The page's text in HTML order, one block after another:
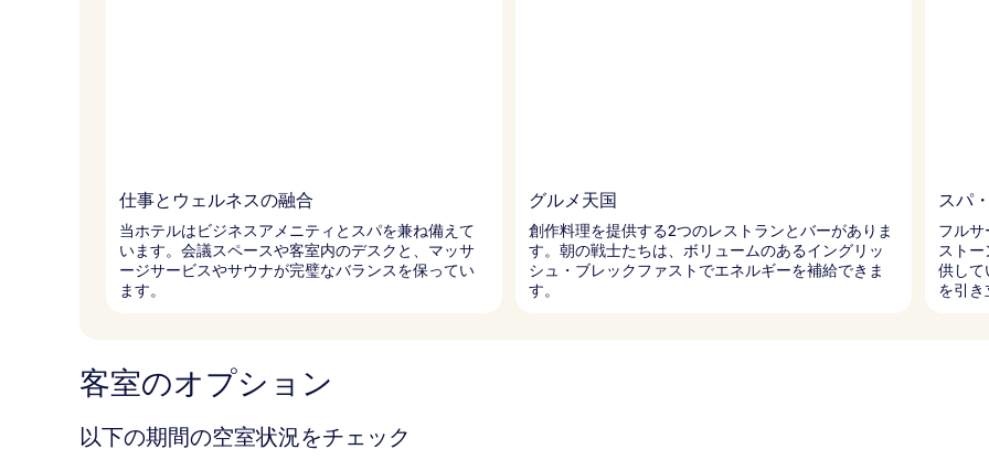
仕事とウェルネスの融合
当ホテルはビジネスアメニティとスパを兼ね備えて
います。会議スペースや客室内のデスクと、マッサ
ージサービスやサウナが完璧なバランスを保ってい
ます。
グルメ天国
創作料理を提供する2つのレストランとバーがありま
す。朝の戦士たちは、ボリュームのあるイングリッ
シュ・ブレックファストでエネルギーを補給できま
す。
スパ
フル
スト
供して
を引
客室のオプション
以下の期間の空室状況をチェック